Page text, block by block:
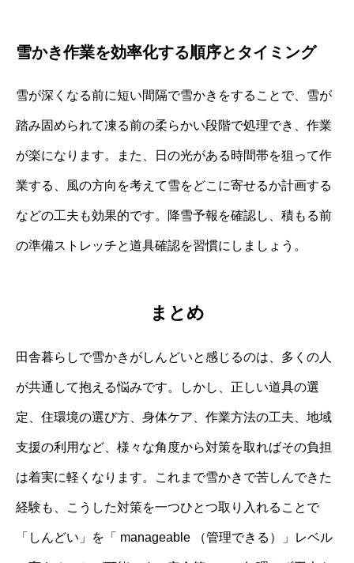
雪かき作業を効率化する順序とタイミング
雪が深くなる前に短い間隔で雪かきをすることで、雪が
踏み固められて凍る前の柔らかい段階で処理でき、作業
が楽になります。また、日の光がある時間帯を狙って作
業する、風の方向を考えて雪をどこに寄せるか計画する
などの工夫も効果的です。降雪予報を確認し、積もる前
の準備ストレッチと道具確認を習慣にしましょう。
まとめ
田舎暮らしで雪かきがしんどいと感じるのは、多くの人
が共通して抱える悩みです。しかし、正しい道具の選
定、住環境の選び方、身体ケア、作業方法の工夫、地域
支援の利用など、様々な角度から対策を取ればその負担
は着実に軽くなります。これまで雪かきで苦しんできた
経験も、こうした対策を一つひとつ取り入れることで
「しんどい」を「 manageable （管理できる）」レベル